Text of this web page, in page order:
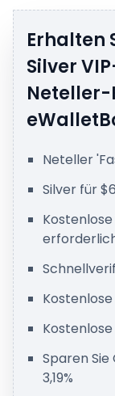
Erhalten
Silver
Neteller
Silver für
Sparen
3,19%